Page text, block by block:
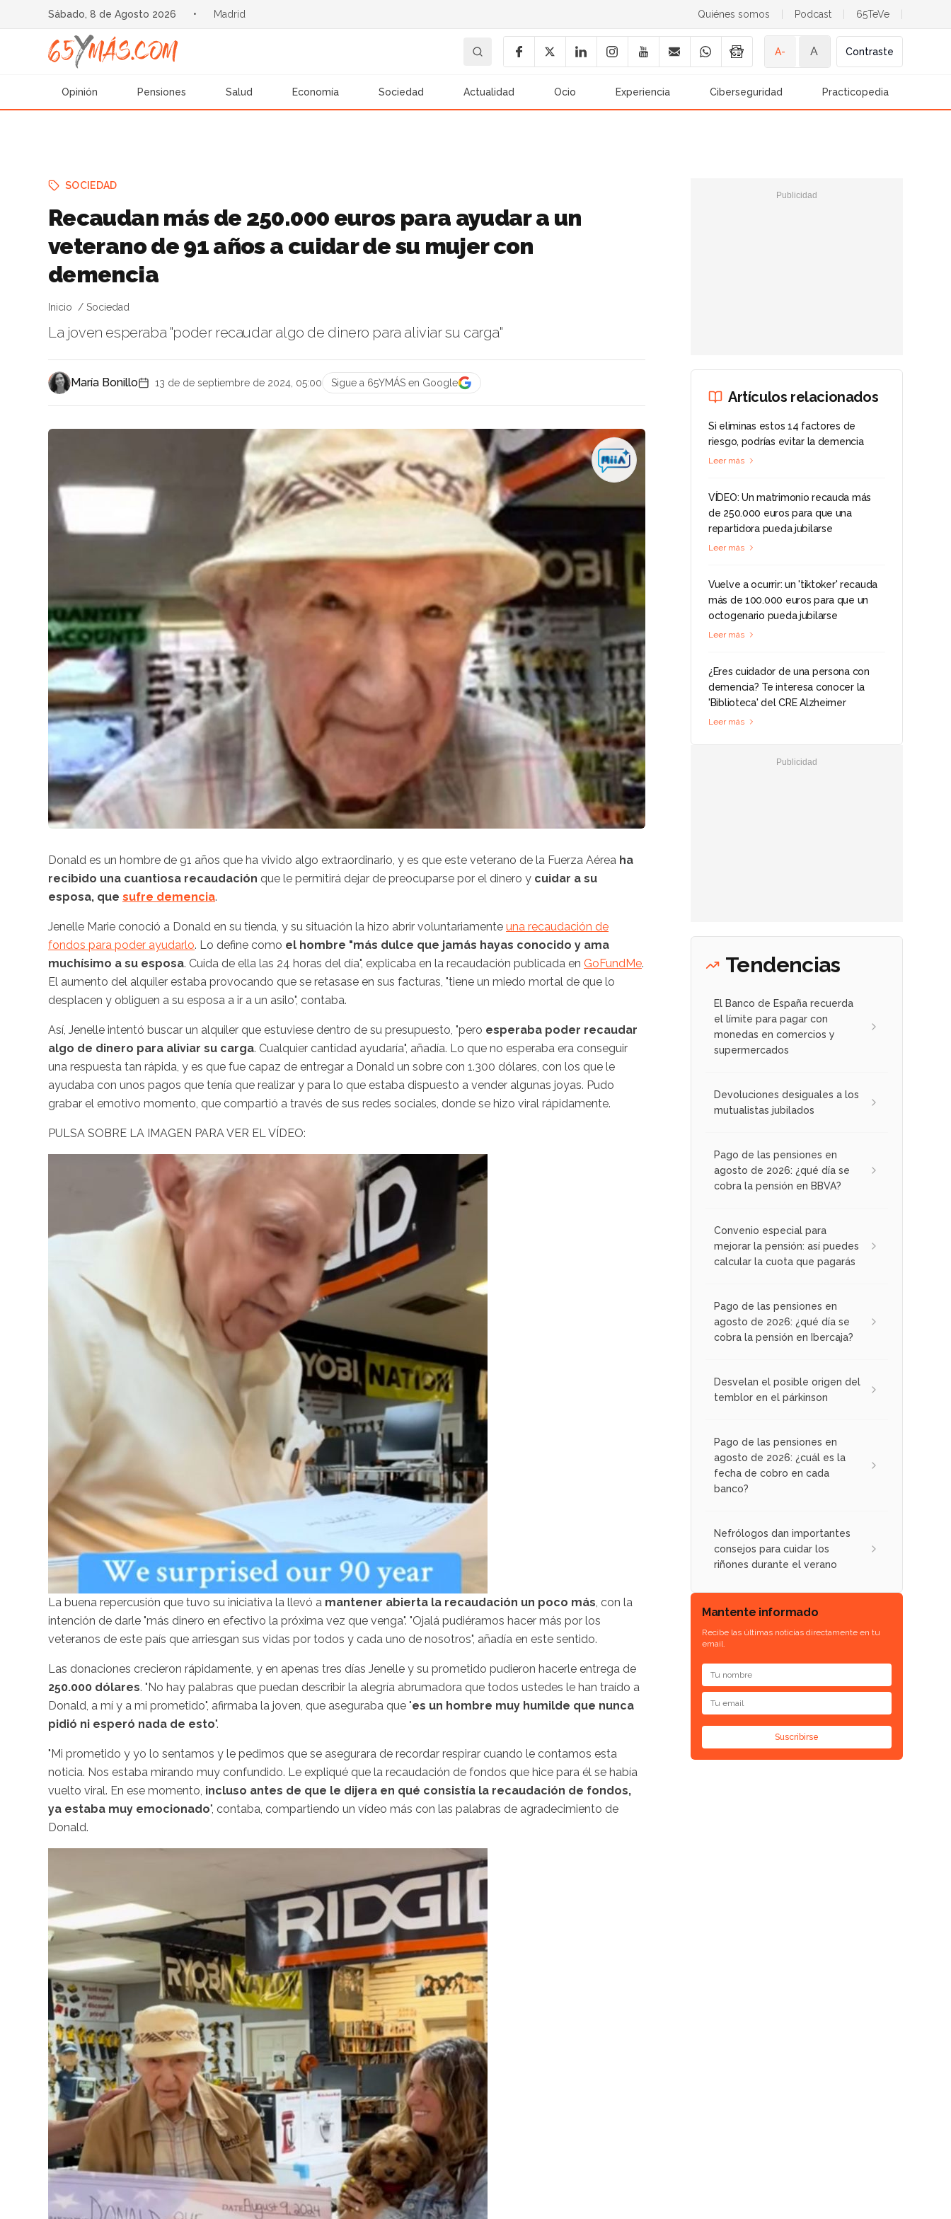
Sábado, 8 de Agosto 2026 • Madrid Quiénes somos Podcast 65TeVe
A- A Contraste
Opinión Pensiones Salud Economía Sociedad Actualidad Ocio Experiencia Ciberseguridad Practicopedia
SOCIEDAD
Recaudan más de 250.000 euros para ayudar a un
veterano de 91 años a cuidar de su mujer con
demencia
Inicio Sociedad
La joven esperaba "poder recaudar algo de dinero para aliviar su carga"
María Bonillo 13 de de septiembre de 2024, 05:00 Sigue a 65YMÁS en Google
Donald es un hombre de 91 años que ha vivido algo extraordinario, y es que este veterano de la Fuerza Aérea ha
recibido una cuantiosa recaudación que le permitirá dejar de preocuparse por el dinero y cuidar a su
esposa, que sufre demencia.
Jenelle Marie conoció a Donald en su tienda, y su situación la hizo abrir voluntariamente una recaudación de
fondos para poder ayudarlo. Lo define como el hombre "más dulce que jamás hayas conocido y ama
muchísimo a su esposa. Cuida de ella las 24 horas del día", explicaba en la recaudación publicada en GoFundMe.
El aumento del alquiler estaba provocando que se retasase en sus facturas, "tiene un miedo mortal de que lo
desplacen y obliguen a su esposa a ir a un asilo", contaba.
Así, Jenelle intentó buscar un alquiler que estuviese dentro de su presupuesto, "pero esperaba poder recaudar
algo de dinero para aliviar su carga. Cualquier cantidad ayudaría", añadía. Lo que no esperaba era conseguir
una respuesta tan rápida, y es que fue capaz de entregar a Donald un sobre con 1.300 dólares, con los que le
ayudaba con unos pagos que tenía que realizar y para lo que estaba dispuesto a vender algunas joyas. Pudo
grabar el emotivo momento, que compartió a través de sus redes sociales, donde se hizo viral rápidamente.
PULSA SOBRE LA IMAGEN PARA VER EL VÍDEO:
La buena repercusión que tuvo su iniciativa la llevó a mantener abierta la recaudación un poco más , con la
intención de darle "más dinero en efectivo la próxima vez que venga". "Ojalá pudiéramos hacer más por los
veteranos de este país que arriesgan sus vidas por todos y cada uno de nosotros", añadía en este sentido.
Las donaciones crecieron rápidamente, y en apenas tres días Jenelle y su prometido pudieron hacerle entrega de
250.000 dólares. "No hay palabras que puedan describir la alegría abrumadora que todos ustedes le han traído a
Donald, a mí y a mi prometido", afirmaba la joven, que aseguraba que "es un hombre muy humilde que nunca
pidió ni esperó nada de esto".
"Mi prometido y yo lo sentamos y le pedimos que se asegurara de recordar respirar cuando le contamos esta
noticia. Nos estaba mirando muy confundido. Le expliqué que la recaudación de fondos que hice para él se había
vuelto viral. En ese momento, incluso antes de que le dijera en qué consistía la recaudación de fondos,
ya estaba muy emocionado", contaba, compartiendo un vídeo más con las palabras de agradecimiento de
Donald.
Artículos relacionados
Si eliminas estos 14 factores de
riesgo, podrías evitar la demencia
Leer más
VÍDEO: Un matrimonio recauda más
de 250.000 euros para que una
repartidora pueda jubilarse
Leer más
Vuelve a ocurrir: un 'tiktoker' recauda
más de 100.000 euros para que un
octogenario pueda jubilarse
Leer más
¿Eres cuidador de una persona con
demencia? Te interesa conocer la
'Biblioteca' del CRE Alzheimer
Leer más
Tendencias
El Banco de España recuerda
el límite para pagar con
monedas en comercios y
supermercados
Devoluciones desiguales a los
mutualistas jubilados
Pago de las pensiones en
agosto de 2026: ¿qué día se
cobra la pensión en BBVA?
Convenio especial para
mejorar la pensión: así puedes
calcular la cuota que pagarás
Pago de las pensiones en
agosto de 2026: ¿qué día se
cobra la pensión en Ibercaja?
Desvelan el posible origen del
temblor en el párkinson
Pago de las pensiones en
agosto de 2026: ¿cuál es la
fecha de cobro en cada
banco?
Nefrólogos dan importantes
consejos para cuidar los
riñones durante el verano
Mantente informado
Recibe las últimas noticias directamente en tu
email.
Suscribirse